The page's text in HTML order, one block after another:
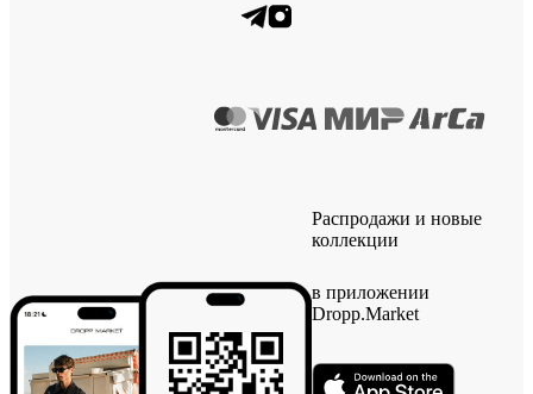
Распродажи и новые
коллекции
в приложении
Dropp.Market